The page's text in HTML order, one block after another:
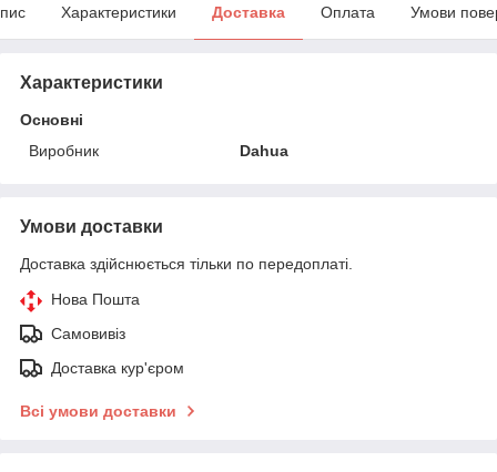
Характеристики Доставка Оплата Умови
Характеристики
Основні
Виробник
Dahua
Умови доставки
Доставка здійснюється тільки по передоплаті.
Нова Пошта
Самовивіз
Доставка кур'єром
Всі умови доставки